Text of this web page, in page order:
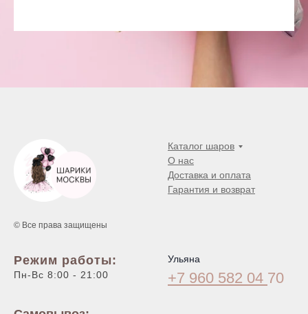
© Все права защищены
Каталог шаров
О нас
Доставка и оплата
Гарантия и возврат
Режим работы:
Пн-Вс 8:00 - 21:00
Ульяна
+7 960 582 04 70